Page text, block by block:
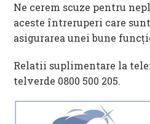
Ne cerem scuze pentru
aceste întreruperi care
asigurarea unei bune
Relatii suplimentare la
telverde 0800 500 205.